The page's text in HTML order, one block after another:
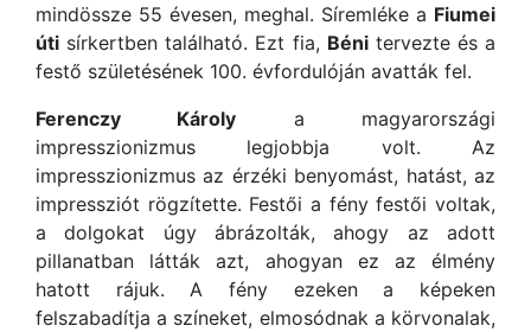
mindössze 55 évesen, meghal. Síremléke a Fiumei
úti sírkertben található. Ezt fia, Bénitervezte és a
festő születésének 100. évfordulóján avatták fel.
Ferenczy Károly a magyarországi
impresszionizmus legjobbja volt. Az
impresszionizmus az érzéki benyomást, hatást, az
impressziót rögzítette. Festői a fény festői voltak,
a dolgokat úgy ábrázolták, ahogy az adott
pillanatban látták azt, ahogyan ez az élmény
hatott rájuk. A fény ezeken a képeken
felszabadítja a színeket, elmosódnak a körvonalak,